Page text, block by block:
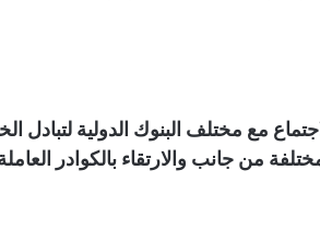
مع مختلف البنوك الدولية لتبادل
من جانب والارتقاء بالكوادر